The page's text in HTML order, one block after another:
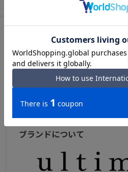
お
シリーズについて
ウルティマ トーキョー ケヴィン
カジュアルな雰囲気のデザイン
シリーズのレザーバッグシリーズ
ブランドについて